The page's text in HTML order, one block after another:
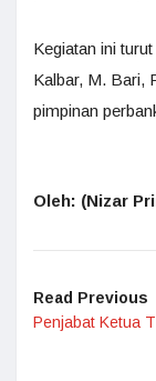
Kegiatan ini
Kalbar, M. Bari,
pimpinan
Oleh: (Nizar
Read Previous
Penjabat Ketua